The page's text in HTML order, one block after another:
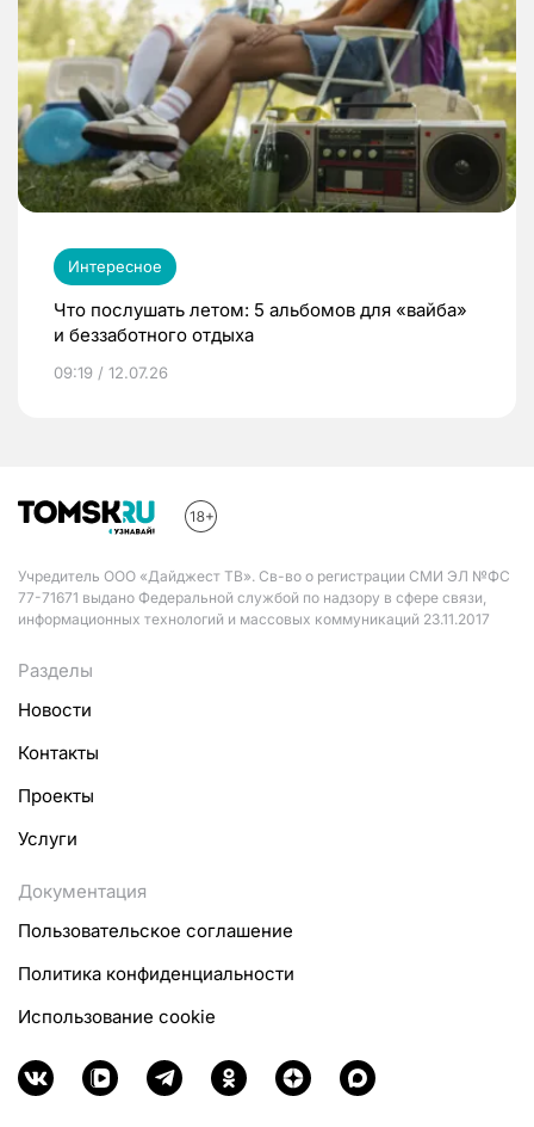
Интересное
Что послушать летом: 5 альбомов для «вайба»
и беззаботного отдыха
09:19 / 12.07.26
Учредитель ООО «Дайджест ТВ». Св-во о регистрации СМИ ЭЛ №ФС
77-71671 выдано Федеральной службой по надзору в сфере связи,
информационных технологий и массовых коммуникаций 23.11.2017
Разделы
Новости
Контакты
Проекты
Услуги
Документация
Пользовательское соглашение
Политика конфиденциальности
Использование cookie